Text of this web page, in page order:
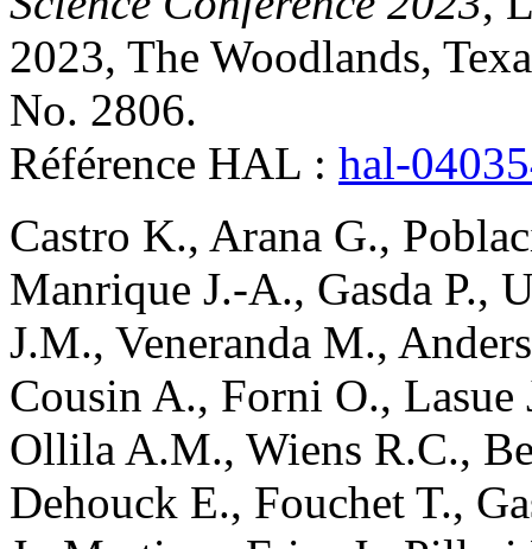
2023, The Woodlands,
No. 2806.
Référence HAL : hal-
Castro K., Arana G.,
Manrique J.-A., Gasda P.,
J.M., Veneranda M.,
Cousin A., Forni O., Lasue
Ollila A.M., Wiens R.C.,
Dehouck E., Fouchet T.,